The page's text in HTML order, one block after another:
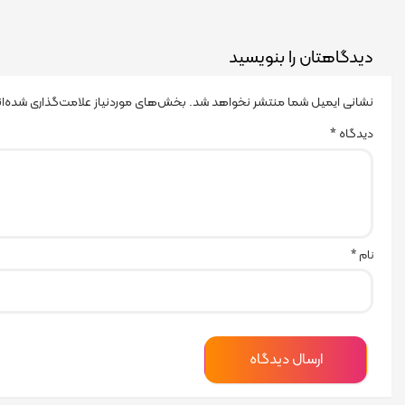
دیدگاهتان را بنویسید
نشانی ایمیل شما منتشر نخواهد شد. بخش‌های موردنیاز علامت‌گذاری
دیدگاه*
نام *